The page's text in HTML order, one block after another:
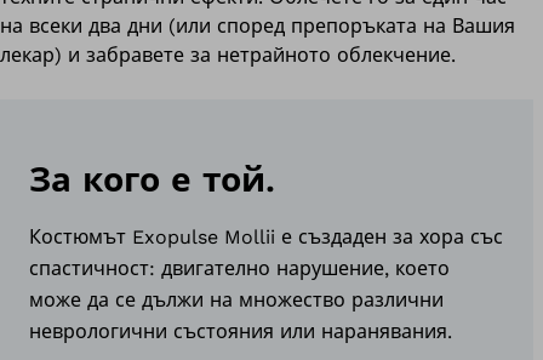
на всеки два дни (или според препоръката на Вашия
лекар) и забравете за нетрайното облекчение.
За кого е той.
Костюмът Exopulse Mollii е създаден за хора със
спастичност: двигателно нарушение, което
може да се дължи на множество различни
неврологични състояния или наранявания.